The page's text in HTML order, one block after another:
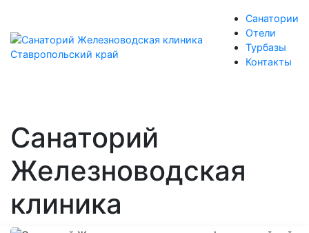
Санатории
Отели
Турбазы
Контакты
Санаторий
Железноводская
клиника